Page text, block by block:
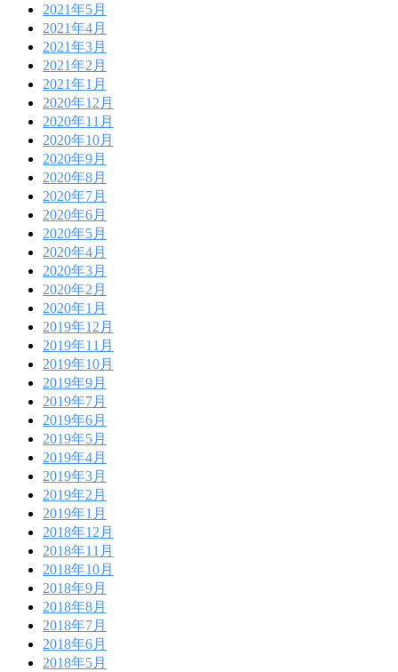
2021年5月
2021年4月
2021年3月
2021年2月
2021年1月
2020年12月
2020年11月
2020年10月
2020年9月
2020年8月
2020年7月
2020年6月
2020年5月
2020年4月
2020年3月
2020年2月
2020年1月
2019年12月
2019年11月
2019年10月
2019年9月
2019年7月
2019年6月
2019年5月
2019年4月
2019年3月
2019年2月
2019年1月
2018年12月
2018年11月
2018年10月
2018年9月
2018年8月
2018年7月
2018年6月
2018年5月